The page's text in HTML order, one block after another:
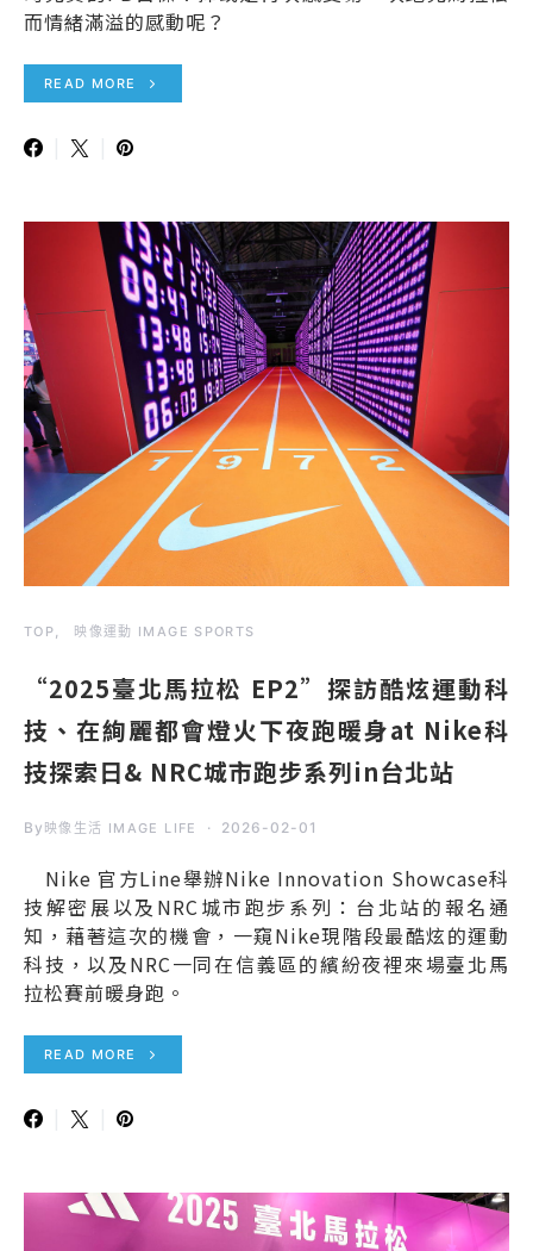
而情緒滿溢的感動呢？
READ MORE
TOP 映像運動 IMAGE SPORTS
“2025臺北馬拉松 EP2”探訪酷炫運動科
技、在絢麗都會燈火下夜跑暖身at Nike科
技探索日& NRC城市跑步系列in台北站
By 映像生活 IMAGE LIFE 2026-02-01
Nike 官方Line舉辦Nike Innovation Showcase科
技解密展以及NRC城市跑步系列：台北站的報名通
知，藉著這次的機會，一窺Nike現階段最酷炫的運動
科技，以及NRC一同在信義區的繽紛夜裡來場臺北馬
拉松賽前暖身跑。
READ MORE